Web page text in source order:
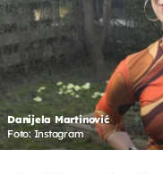
Danijela Martinović
Foto: Instagram